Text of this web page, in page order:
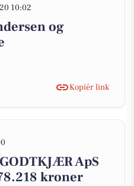
10:02
og
Kopiér link
ApS
kroner